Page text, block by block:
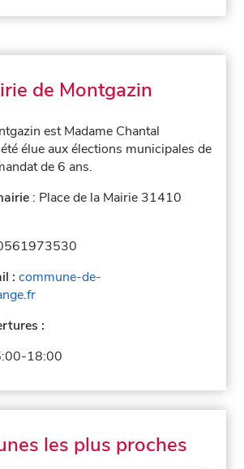
de Montgazin
est Madame Chantal
élue aux élections municipales de
de 6 ans.
: Place de la Mairie 31410
:commune-de-
:
18:00
les plus proches